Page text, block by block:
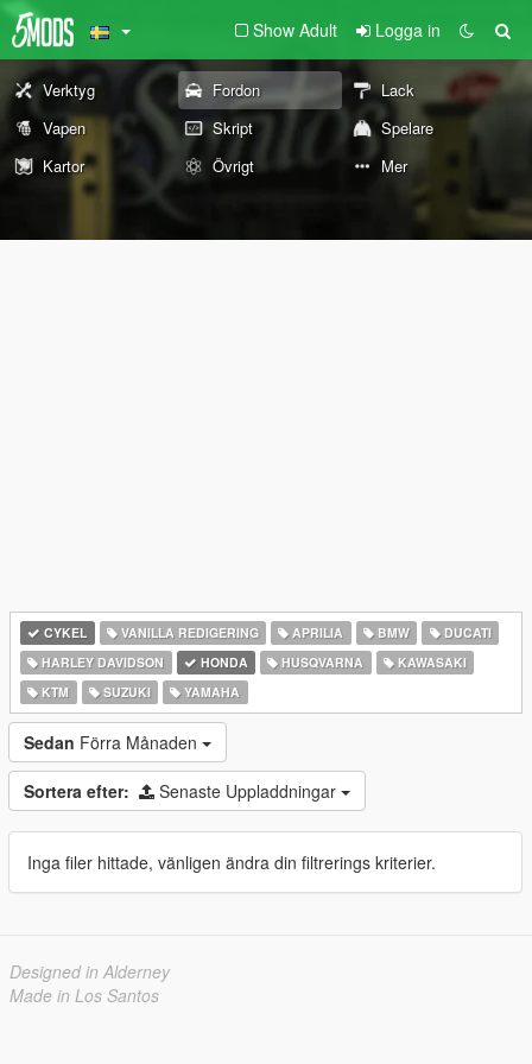
Show Adult Logga in
Verktyg Fordon
Lack
Vapen
Skript
Spelare
Kartor
Övrigt Mer
CYKEL VANILLA REDIGERING APRILIA BMW
DUCATI
HARLEY DAVIDSON
HONDA HUSQVARNA
KAWASAKI
KTM
SUZUKI YAMAHA
Sedan Förra Månaden
Sortera efter: Senaste Uppladdningar
Inga filer hittade, vänligen ändra din filtrerings kriterier.
Designed in Alderney
Made in Los Santos